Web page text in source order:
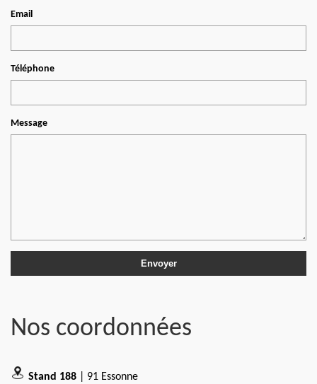
Email
Téléphone
Message
Nos coordonnées
Stand 188 | 91 Essonne